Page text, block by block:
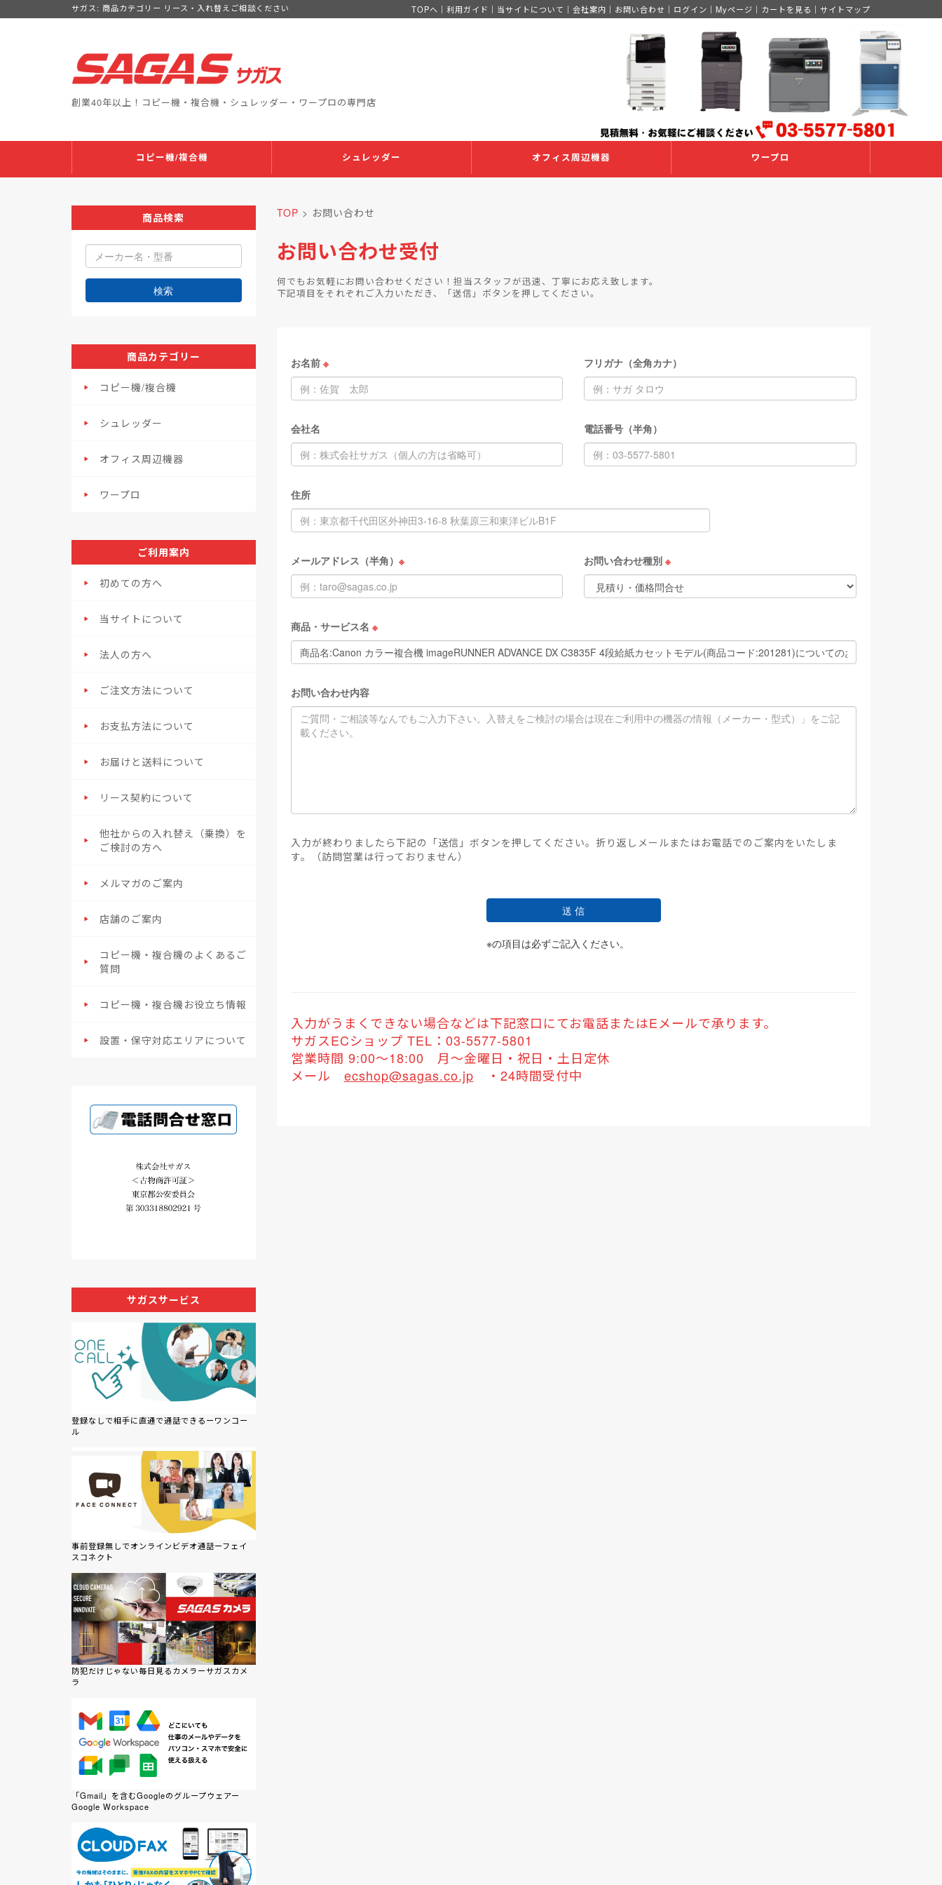
サガス: 商品カテゴリー リース・入れ替えご相談ください TOPへ ｜ 利用ガイド ｜ 当サイトについて ｜ 会社案内 ｜ お問い合わせ ｜ ログイン ｜ Myページ ｜ カートを見る ｜ サイトマップ
創業40年以上！コピー機・複合機・シュレッダー・ワープロの専門店
コピー機/複合機 シュレッダー オフィス周辺機器 ワープロ
商品検索
検索
商品カテゴリー
コピー機/複合機
シュレッダー
オフィス周辺機器
ワープロ
ご利用案内
初めての方へ
当サイトについて
法人の方へ
ご注文方法について
お支払方法について
お届けと送料について
リース契約について
他社からの入れ替え（乗換）を
ご検討の方へ
メルマガのご案内
店舗のご案内
コピー機・複合機のよくあるご
質問
コピー機・複合機お役立ち情報
設置・保守対応エリアについて
サガスサービス
登録なしで相手に直通で通話できるーワンコー
ル
事前登録無しでオンラインビデオ通話ーフェイ
スコネクト
防犯だけじゃない毎日見るカメラーサガスカメ
ラ
「Gmail」を含むGoogleのグループウェアー
Google Workspace
TOP > お問い合わせ
お問い合わせ受付
何でもお気軽にお問い合わせください！担当スタッフが迅速、丁寧にお応え致します。
下記項目をそれぞれご入力いただき、「送信」ボタンを押してください。
お名前 ※ フリガナ（全角カナ）
会社名 電話番号（半角）
住所
メールアドレス（半角） ※ お問い合わせ種別※
商品・サービス名 ※
お問い合わせ内容
入力が終わりましたら下記の「送信」ボタンを押してください。折り返しメールまたはお電話でのご案内をいたしま
す。（訪問営業は行っておりません）
送 信
※の項目は必ずご記入ください。
入力がうまくできない場合などは下記窓口にてお電話またはEメールで承ります。
サガスECショップ TEL：03-5577-5801
営業時間 9:00～18:00 月～金曜日・祝日・土日定休
メール ecshop@sagas.co.jp ・24時間受付中